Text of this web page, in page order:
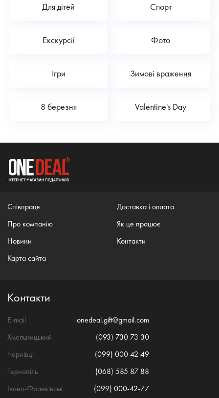
Для дітей Спорт
Екскурсії Фото
Ігри Зимові враження
8 березня Valentine's Day
Співпраця
Про компанію
Новини
Карта сайта
Доставка і оплата
Як це працює
Контакти
Контакти
E-mail
onedeal.gift@gmail.com
Хмельницький
(093) 730 73 30
Чернівці
(099) 000 42 49
Тернопіль
(068) 585 87 88
Івано-Франківськ
(099) 000-42-77